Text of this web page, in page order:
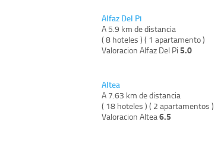
Alfaz Del Pi
A 5.9 km de distancia
( 8 hoteles ) ( 1 apartamento )
Valoracion Alfaz Del Pi 5.0
Altea
A 7.63 km de distancia
( 18 hoteles ) ( 2 apartamentos )
Valoracion Altea6.5